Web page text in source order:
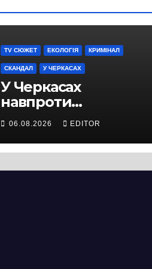
TV СЮЖЕТ ЕКОЛОГІЯ КРИМІНАЛ
СКАНДАЛ У ЧЕРКАСАХ
У Черкасах
навпроти
будівництва
нового
супермаркету
06.08.2026 EDITOR